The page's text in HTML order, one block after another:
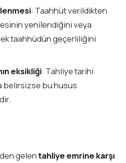
: Taahhüt verildikten
yenilendiğini veya
taahhüdün geçerliliğini
eksikliği: Tahliye tarihi
belirsizse bu husus
gelentahliye emrine karşı